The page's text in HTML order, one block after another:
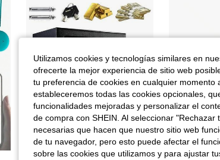
Utilizamos cookies y tecnologías similares en
ofrecerte la mejor experiencia de sitio web
tu preferencia de cookies en cualquier momento
estableceremos todas las cookies opcionales,
funcionalidades mejoradas y personalizar el
de compra con SHEIN. Al seleccionar
necesarias que hacen que nuestro sitio web
de tu navegador, pero esto puede afectar el
sobre las cookies que utilizamos y para ajustar